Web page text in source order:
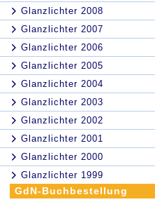
Glanzlichter 2008
Glanzlichter 2007
Glanzlichter 2006
Glanzlichter 2005
Glanzlichter 2004
Glanzlichter 2003
Glanzlichter 2002
Glanzlichter 2001
Glanzlichter 2000
Glanzlichter 1999
GdN-Buchbestellung